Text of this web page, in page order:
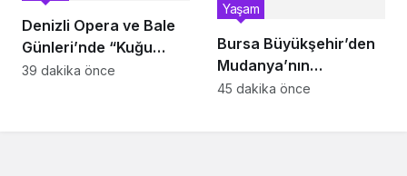
Denizli Opera ve Bale
Günleri’nde “Kuğu
Gölü” büyüsü
39 dakika önce
Bursa Büyükşehir’den
Mudanya’nın
altyapısına güçlü
Yaşam
45 dakika önce